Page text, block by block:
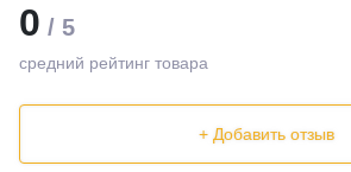
0 / 5
средний рейтинг товара
+ Добавить отзыв